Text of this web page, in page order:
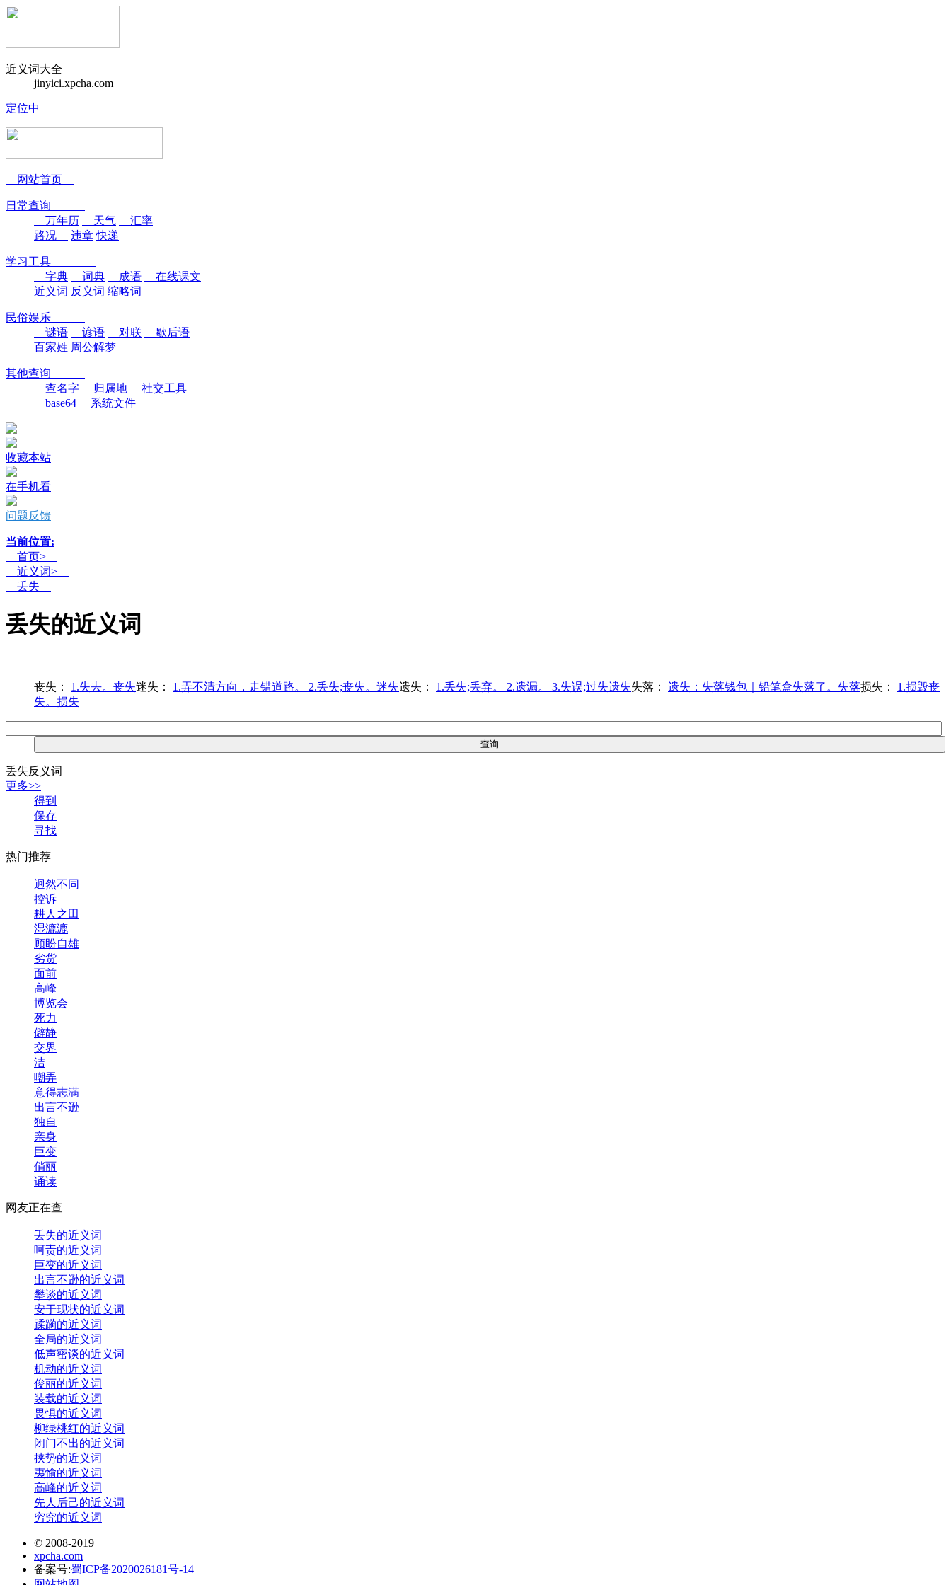
近义词大全
jinyici.xpcha.com
定位中
网站首页
日常查询
万年历
天气
汇率
路况
违章 快递
学习工具
字典
词典 成语
在线课文
近义词 反义词 缩略词
民俗娱乐
谜语
谚语 对联
歇后语
百家姓 周公解梦
其他查询
查名字
归属地
社交工具
base64
系统文件
收藏本站
在手机看
问题反馈
当前位置:
首页>
近义词>
丢失
丢失的近义词
丧失： 1.失去。丧失迷失： 1.弄不清方向，走错道路。 2.丢失;丧失。迷失遗失： 1.丢失;丢弃。 2.遗漏。 3.失误;过失遗失失落： 遗失：失落钱包｜铅笔盒失落了。失落损失：
1.损毁丧
失。损失
丢失反义词
更多>>
得到
保存
寻找
热门推荐
迥然不同
控诉
耕人之田
湿漉漉
顾盼自雄
劣货
面前
高峰
博览会
死力
僻静
交界
洁
嘲弄
意得志满
出言不逊
独自
亲身
巨变
俏丽
诵读
网友正在查
丢失的近义词
呵责的近义词
巨变的近义词
出言不逊的近义词
攀谈的近义词
安于现状的近义词
蹂躏的近义词
全局的近义词
低声密谈的近义词
机动的近义词
俊丽的近义词
装载的近义词
畏惧的近义词
柳绿桃红的近义词
闭门不出的近义词
挟势的近义词
夷愉的近义词
高峰的近义词
先人后己的近义词
穷究的近义词
© 2008-2019
xpcha.com
备案号:蜀ICP备2020026181号-14